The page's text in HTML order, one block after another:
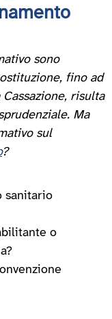
sono
fino ad
risulta
Ma
sul
?
sanitario
o